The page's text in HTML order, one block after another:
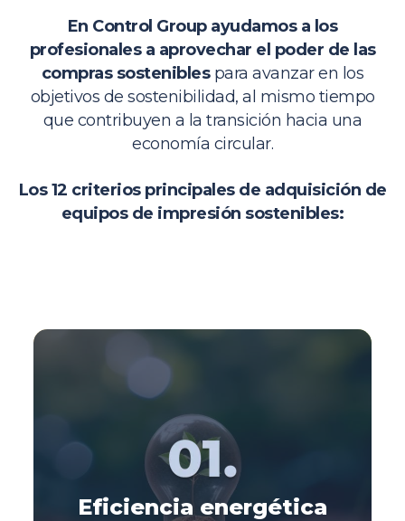
En Control Group ayudamos a los
profesionales a aprovechar el poder de las
compras sostenibles para avanzar en los
objetivos de sostenibilidad, al mismo tiempo
que contribuyen a la transición hacia una
economía circular.
Los 12 criterios principales de adquisición de
equipos de impresión sostenibles:
Eficiencia energética